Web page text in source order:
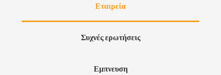
Εταιρεία
Συχνές ερωτήσεις
Εμπνευση